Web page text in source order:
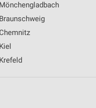
Mönchengladbach
Braunschweig
Chemnitz
Kiel
Krefeld